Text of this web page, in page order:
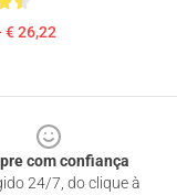
€ 26,22
com confiança
24/7, do clique à